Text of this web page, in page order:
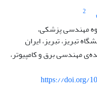
2
مهندسی پزشکی،
تبریز، تبریز، ایران
مهندسی برق و کامپیوتر،
https://doi.org/